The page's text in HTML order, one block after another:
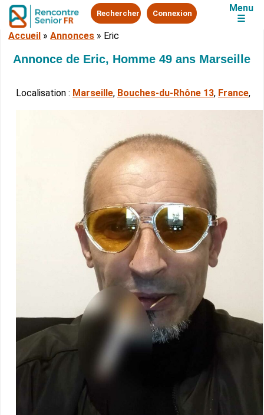
Rechercher Connexion
Menu
☰
Accueil »Annonces » Eric
Annonce de Eric, Homme 49 ans Marseille
Localisation : Marseille, Bouches-du-Rhône 13, France,